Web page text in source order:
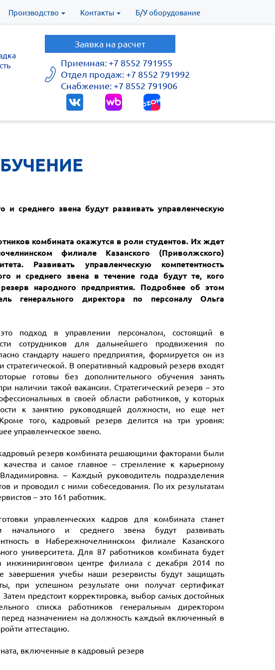
Производство Контакты Б/У оборудование
Заявка на расчет
Приемная: +7 8552 791955
Отдел продаж: +7 8552 791992
Снабжение: +7 8552 791906
и среднего звена будут развивать управленческую
комбината окажутся в роли студентов. Их ждет
филиале Казанского (Приволжского)
Развивать управленческую компетентность
и среднего звена в течение года будут те, кого
народного предприятия. Подробнее об этом
генерального директора по персоналу Ольга
подход в управлении персоналом, состоящий в
сотрудников для дальнейшего продвижения по
стандарту нашего предприятия, формируется он из
стратегической. В оперативный кадровый резерв входят
готовы без дополнительного обучения занять
наличии такой вакансии. Стратегический резерв – это
в своей области работников, у которых
к занятию руководящей должности, но еще нет
того, кадровый резерв делится на три уровня:
управленческое звено.
резерв комбината решающими факторами были
качества и самое главное – стремление к карьерному
– Каждый руководитель подразделения
и проводил с ними собеседования. По их результатам
– это 161 работник.
управленческих кадров для комбината станет
начального и среднего звена будут развивать
в Набережночелнинском филиале Казанского
университета. Для 87 работников комбината будет
инжиниринговом центре филиала с декабря 2014 по
завершения учебы наши резервисты будут защищать
при успешном результате они получат сертификат
Затем предстоит корректировка, выбор самых достойных
списка работников генеральным директором
перед назначением на должность каждый включенный в
аттестацию.
включенные в кадровый резерв